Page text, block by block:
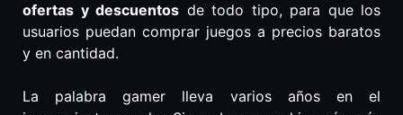
ofertas y descuentos de todo tipo, para que los
usuarios puedan comprar juegos a precios baratos
y en cantidad.
La palabra gamer lleva varios años en el